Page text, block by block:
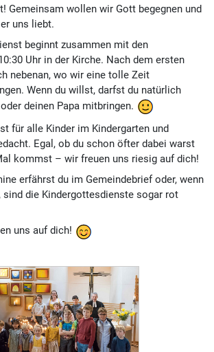
Gemeinsam wollen wir Gott begegnen und
uns liebt.
beginnt zusammen mit den
Uhr in der Kirche. Nach dem ersten
nebenan, wo wir eine tolle Zeit
Wenn du willst, darfst du natürlich
deinen Papa mitbringen.
für alle Kinder im Kindergarten und
Egal, ob du schon öfter dabei warst
kommst – wir freuen uns riesig auf dich!
erfährst du im Gemeindebrief oder, wenn
die Kindergottesdienste sogar rot
uns auf dich!